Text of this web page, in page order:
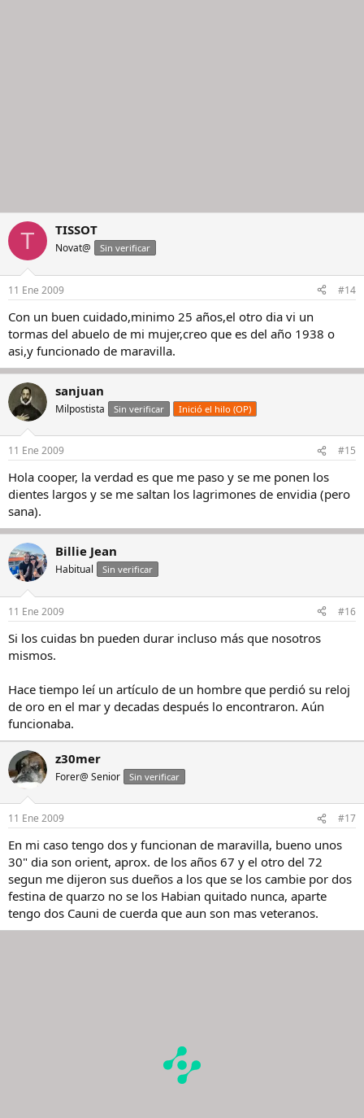
T TISSOT
Novat@ Sin verificar
11 Ene 2009 #14
Con un buen cuidado,minimo 25 años,el otro dia vi un
tormas del abuelo de mi mujer,creo que es del año 1938 o
asi,y funcionado de maravilla.
sanjuan
Milpostista Sin verificar Inició el hilo (OP)
11 Ene 2009 #15
Hola cooper, la verdad es que me paso y se me ponen los
dientes largos y se me saltan los lagrimones de envidia (pero
sana).
Billie Jean
Habitual Sin verificar
11 Ene 2009 #16
Si los cuidas bn pueden durar incluso más que nosotros
mismos.
Hace tiempo leí un artículo de un hombre que perdió su reloj
de oro en el mar y decadas después lo encontraron. Aún
funcionaba.
z30mer
Forer@ Senior Sin verificar
11 Ene 2009 #17
En mi caso tengo dos y funcionan de maravilla, bueno unos
30" dia son orient, aprox. de los años 67 y el otro del 72
segun me dijeron sus dueños a los que se los cambie por dos
festina de quarzo no se los Habian quitado nunca, aparte
tengo dos Cauni de cuerda que aun son mas veteranos.